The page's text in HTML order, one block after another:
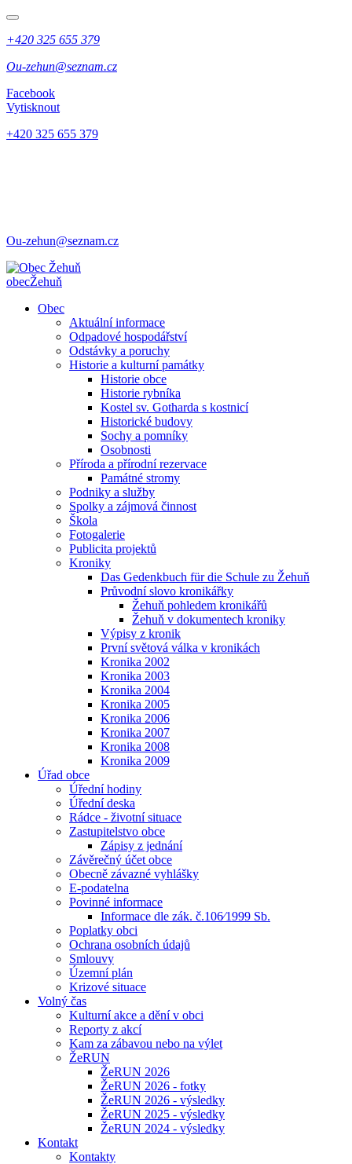
+420 325 655 379
Ou-zehun@seznam.cz
Facebook
Vytisknout
+420 325 655 379
Ou-zehun@seznam.cz
obecŽehuň
Obec
Aktuální informace
Odpadové hospodářství
Odstávky a poruchy
Historie a kulturní památky
Historie obce
Historie rybníka
Kostel sv. Gotharda s kostnicí
Historické budovy
Sochy a pomníky
Osobnosti
Příroda a přírodní rezervace
Památné stromy
Podniky a služby
Spolky a zájmová činnost
Škola
Fotogalerie
Publicita projektů
Kroniky
Das Gedenkbuch für die Schule zu Žehuň
Průvodní slovo kronikářky
Žehuň pohledem kronikářů
Žehuň v dokumentech kroniky
Výpisy z kronik
První světová válka v kronikách
Kronika 2002
Kronika 2003
Kronika 2004
Kronika 2005
Kronika 2006
Kronika 2007
Kronika 2008
Kronika 2009
Úřad obce
Úřední hodiny
Úřední deska
Rádce - životní situace
Zastupitelstvo obce
Zápisy z jednání
Závěrečný účet obce
Obecně závazné vyhlášky
E-podatelna
Povinné informace
Informace dle zák. č.106⁄1999 Sb.
Poplatky obci
Ochrana osobních údajů
Smlouvy
Územní plán
Krizové situace
Volný čas
Kulturní akce a dění v obci
Reporty z akcí
Kam za zábavou nebo na výlet
ŽeRUN
ŽeRUN 2026
ŽeRUN 2026 - fotky
ŽeRUN 2026 - výsledky
ŽeRUN 2025 - výsledky
ŽeRUN 2024 - výsledky
Kontakt
Kontakty